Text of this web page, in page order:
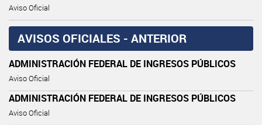
Aviso Oficial
AVISOS OFICIALES - ANTERIOR
ADMINISTRACIÓN FEDERAL DE INGRESOS PÚBLICOS
Aviso Oficial
ADMINISTRACIÓN FEDERAL DE INGRESOS PÚBLICOS
Aviso Oficial